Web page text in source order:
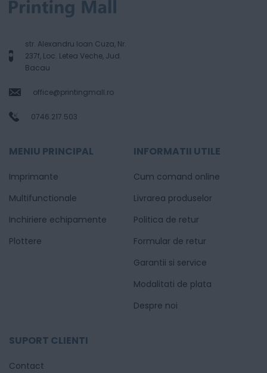
str. Alexandru Ioan Cuza, Nr.
237f, Loc. Letea Veche, Jud.
Bacau
office@printingmall.ro
0746.217.503
MENIU PRINCIPAL
Imprimante
Multifunctionale
Inchiriere echipamente
Plottere
INFORMATII UTILE
Cum comand online
Livrarea produselor
Politica de retur
Formular de retur
Garantii si service
Modalitati de plata
Despre noi
SUPORT CLIENTI
Contact